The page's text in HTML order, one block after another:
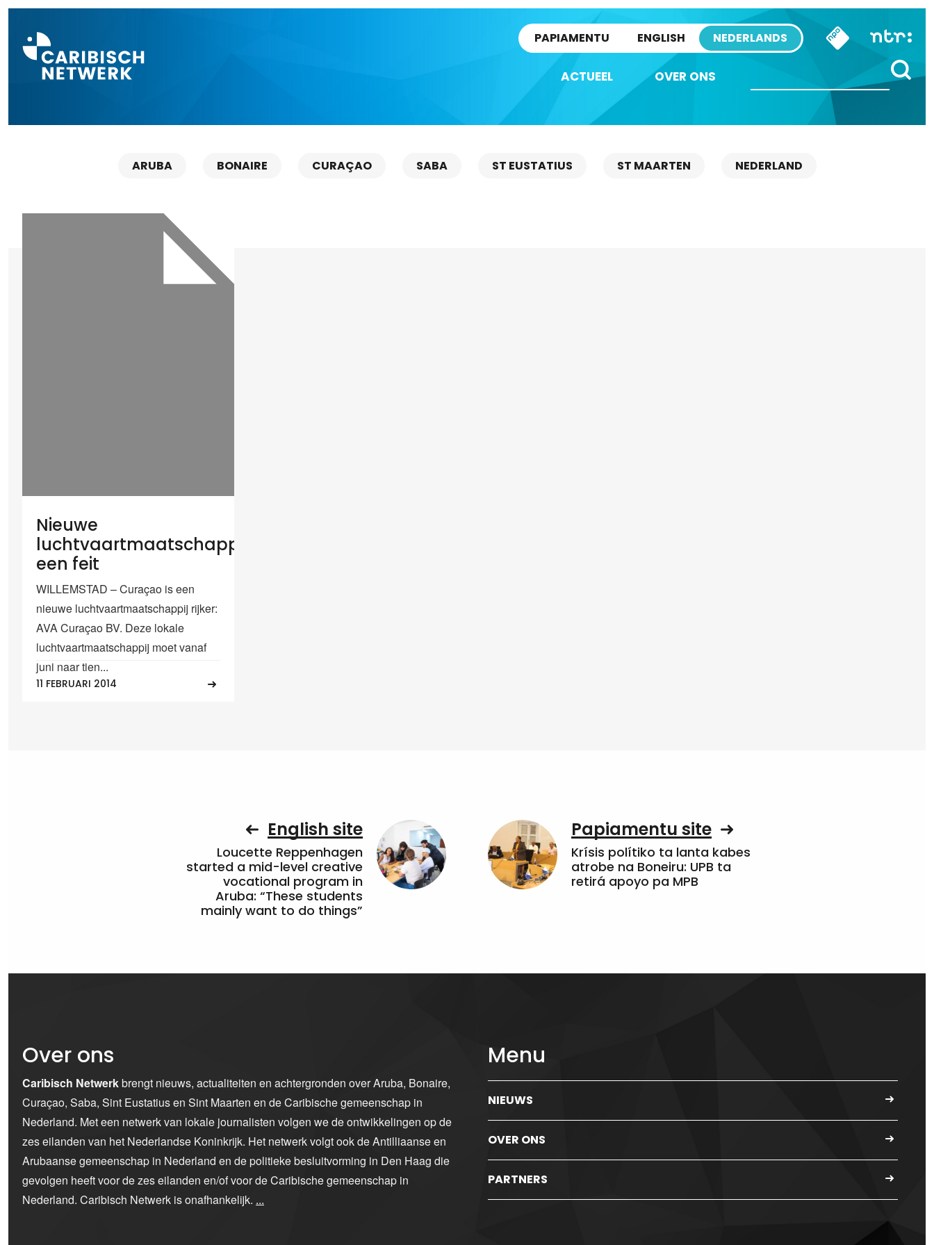
PAPIAMENTU ENGLISH NEDERLANDS
ACTUEEL OVER ONS
ARUBA BONAIRE CURAÇAO SABA ST EUSTATIUS ST MAARTEN NEDERLAND
Nieuwe
luchtvaartmaatschappij
een feit
WILLEMSTAD – Curaçao is een
nieuwe luchtvaartmaatschappij rijker:
AVA Curaçao BV. Deze lokale
luchtvaartmaatschappij moet vanaf
juni naar tien...
11 FEBRUARI 2014
English site
Loucette Reppenhagen
started a mid-level creative
vocational program in
Aruba: “These students
mainly want to do things”
Papiamentu site
Krísis polítiko ta lanta kabes
atrobe na Boneiru: UPB ta
retirá apoyo pa MPB
Over ons
Caribisch Netwerkbrengt nieuws, actualiteiten en achtergronden over Aruba, Bonaire,
Curaçao, Saba, Sint Eustatius en Sint Maarten en de Caribische gemeenschap in
Nederland. Met een netwerk van lokale journalisten volgen we de ontwikkelingen op de
zes eilanden van het Nederlandse Koninkrijk. Het netwerk volgt ook de Antilliaanse en
Arubaanse gemeenschap in Nederland en de politieke besluitvorming in Den Haag die
gevolgen heeft voor de zes eilanden en/of voor de Caribische gemeenschap in
Nederland. Caribisch Netwerk is onafhankelijk. ...
Menu
NIEUWS
OVER ONS
PARTNERS